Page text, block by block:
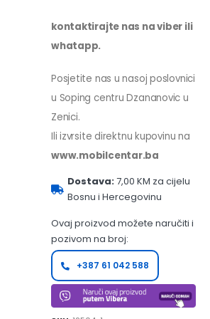
kontaktirajte nas na viber ili
whatapp.
Posjetite nas u nasoj poslovnici
u Soping centru Dzananovic u
Zenici.
Ili izvrsite direktnu kupovinu na
www.mobilcentar.ba
Dostava:7,00 KM za cijelu
Bosnu i Hercegovinu
Ovaj proizvod možete naručiti i
pozivom na broj:
+387 61 042 588